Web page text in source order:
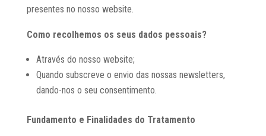
presentes no nosso website.
Como recolhemos os seus dados pessoais?
Através do nosso website;
Quando subscreve o envio das nossas newsletters,
dando-nos o seu consentimento.
Fundamento e Finalidades do Tratamento